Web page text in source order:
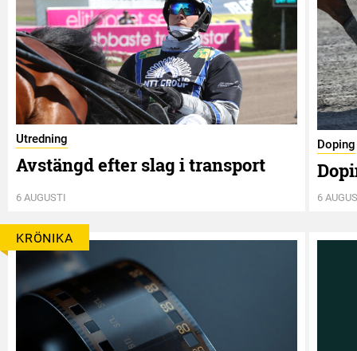
Utredning
Avstängd efter slag i transport
6 AUGUSTI
Doping
6
KRÖNIKA